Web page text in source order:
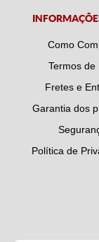
Como
Termos de
Fretes e
Garantia dos
Política de